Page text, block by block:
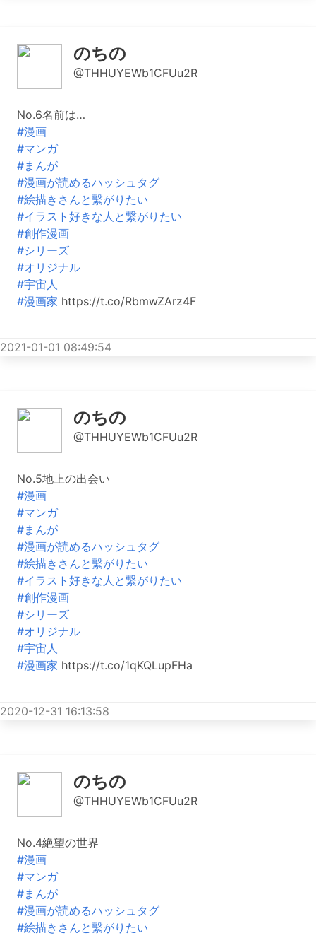
のちの
@THHUYEWb1CFUu2R
No.6名前は…
#漫画
#マンガ
#まんが
#漫画が読めるハッシュタグ
#絵描きさんと繫がりたい
#イラスト好きな人と繋がりたい
#創作漫画
#シリーズ
#オリジナル
#宇宙人
#漫画家 https://t.co/RbmwZArz4F
2021-01-01 08:49:54
のちの
@THHUYEWb1CFUu2R
No.5地上の出会い
#漫画
#マンガ
#まんが
#漫画が読めるハッシュタグ
#絵描きさんと繫がりたい
#イラスト好きな人と繋がりたい
#創作漫画
#シリーズ
#オリジナル
#宇宙人
#漫画家 https://t.co/1qKQLupFHa
2020-12-31 16:13:58
のちの
@THHUYEWb1CFUu2R
No.4絶望の世界
#漫画
#マンガ
#まんが
#漫画が読めるハッシュタグ
#絵描きさんと繫がりたい